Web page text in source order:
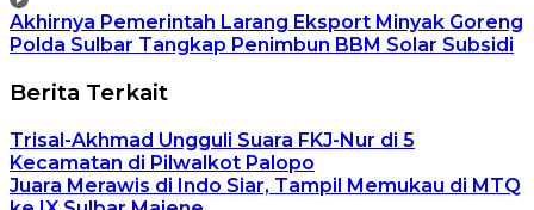
Akhirnya Pemerintah Larang Eksport Minyak Goreng
Polda Sulbar Tangkap Penimbun BBM Solar Subsidi
Berita Terkait
Trisal-Akhmad Ungguli Suara FKJ-Nur di 5
Kecamatan di Pilwalkot Palopo
Juara Merawis di Indo Siar, Tampil Memukau di MTQ